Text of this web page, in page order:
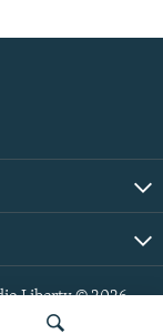
Liberty © 2026